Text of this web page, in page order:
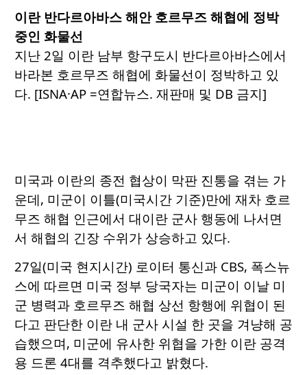
이란 반다르아바스 해안 호르무즈 해협에 정박
중인 화물선
지난 2일 이란 남부 항구도시 반다르아바스에서
바라본 호르무즈 해협에 화물선이 정박하고 있
다. [ISNA·AP =연합뉴스. 재판매 및 DB 금지]
미국과 이란의 종전 협상이 막판 진통을 겪는 가
운데, 미군이 이틀(미국시간 기준)만에 재차 호르
무즈 해협 인근에서 대이란 군사 행동에 나서면
서 해협의 긴장 수위가 상승하고 있다.
27일(미국 현지시간) 로이터 통신과 CBS, 폭스뉴
스에 따르면 미국 정부 당국자는 미군이 이날 미
군 병력과 호르무즈 해협 상선 항행에 위협이 된
다고 판단한 이란 내 군사 시설 한 곳을 겨냥해 공
습했으며, 미군에 유사한 위협을 가한 이란 공격
용 드론 4대를 격추했다고 밝혔다.